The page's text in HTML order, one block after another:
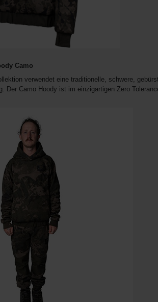
Camo
verwendet eine traditionelle, schwere,
Der Camo Hoody ist im einzigartigen Zero